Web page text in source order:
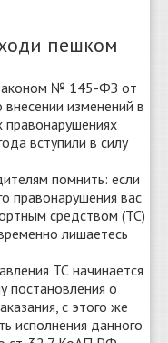
Найти
пешком
№ 145-ФЗ от
изменений в
вступили в силу
помнить: если
правонарушения вас
средством (ТС)
лишаетесь
ТС начинается
постановления о
с этого же
исполнения данного